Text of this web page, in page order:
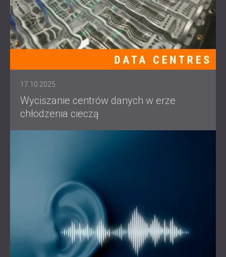
17.10.2025
Wyciszanie centrów danych w erze
chłodzenia cieczą